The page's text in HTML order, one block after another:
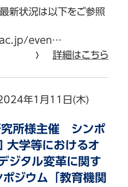
新状況は以下をご参照
even…
詳細はこちら
年1月11日(木)
究所様主催 シンポ
大学等におけるオ
ジタル変革に関す
ジウム「教育機関